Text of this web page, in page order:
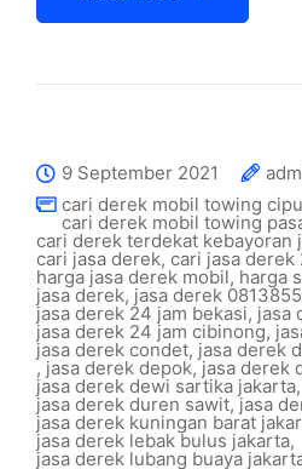
9 September 2021
cari derek mobil towing
cari derek mobil towing
cari derek terdekat kebayoran
cari jasa derek, cari jasa derek
harga jasa derek mobil, harga
jasa derek, jasa derek
jasa derek 24 jam bekasi, jasa
jasa derek 24 jam cibinong,
jasa derek condet, jasa derek
, jasa derek depok,jasa derek
jasa derek dewi sartika jakarta,
jasa derek duren sawit,jasa
jasa derek kuningan barat
jasa derek lebak bulus jakarta,
jasa derek lubang buaya